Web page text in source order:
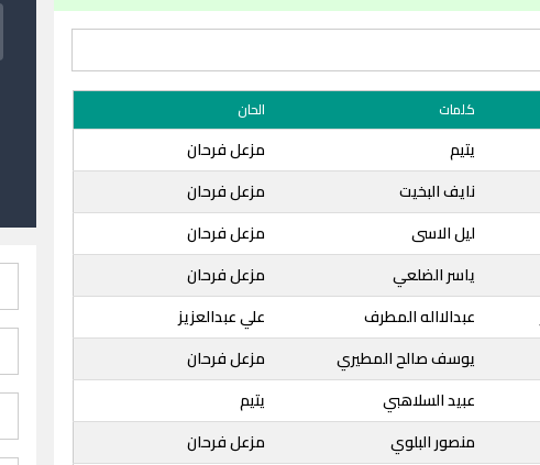
كلمات الحان
يتيم
مزعل فرحان
نايف البخيت
مزعل فرحان
ليل الاسى
مزعل فرحان
ياسر الضلعي
مزعل فرحان
عبدالااله المطرف
علي عبدالعزيز
يوسف صالح المطيري
مزعل فرحان
عبيد السلاهبي
يتيم
منصور البلوي
مزعل فرحان